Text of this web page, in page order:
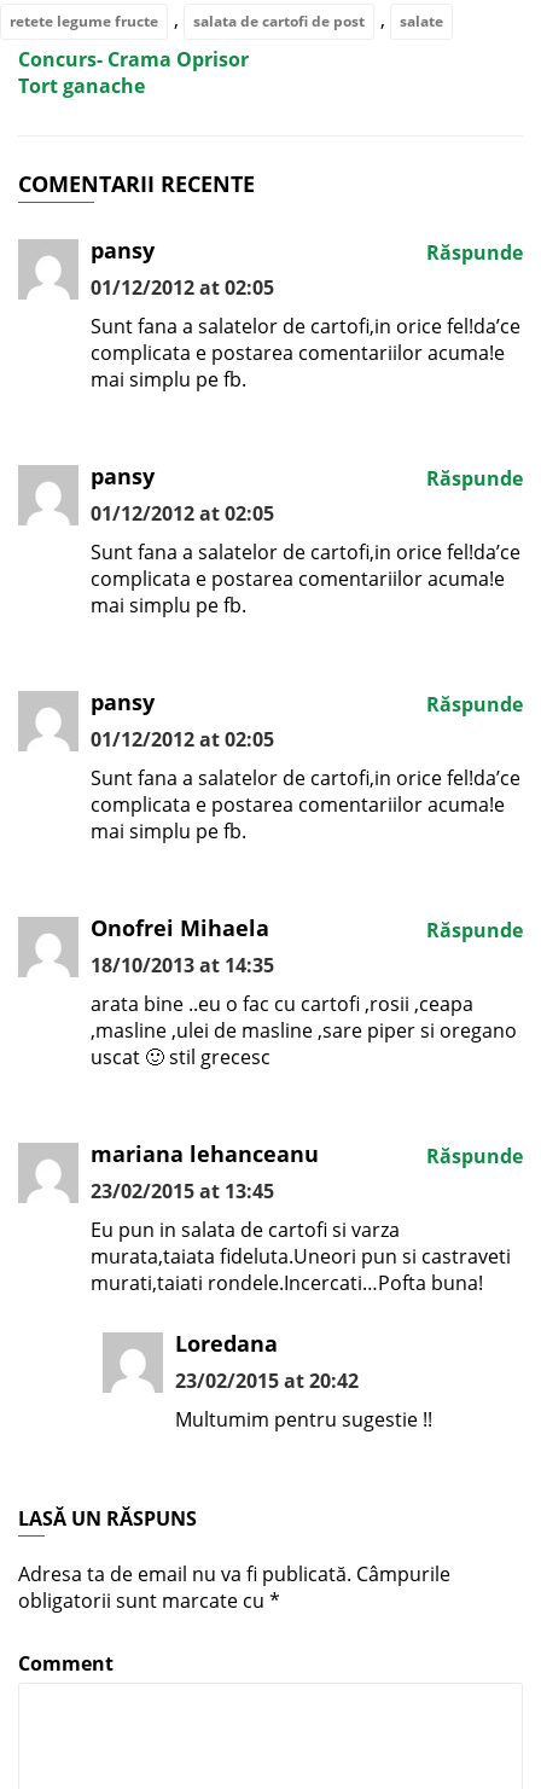
retete legume fructe , salata de cartofi de post , salate
Concurs- Crama Oprisor
Tort ganache
COMENTARII RECENTE
pansy
01/12/2012 at 02:05
Sunt fana a salatelor de cartofi,in orice fel!da’ce
complicata e postarea comentariilor acuma!e
mai simplu pe fb.
Răspunde
pansy
01/12/2012 at 02:05
Sunt fana a salatelor de cartofi,in orice fel!da’ce
complicata e postarea comentariilor acuma!e
mai simplu pe fb.
Răspunde
pansy
01/12/2012 at 02:05
Sunt fana a salatelor de cartofi,in orice fel!da’ce
complicata e postarea comentariilor acuma!e
mai simplu pe fb.
Răspunde
Onofrei Mihaela
18/10/2013 at 14:35
arata bine ..eu o fac cu cartofi ,rosii ,ceapa
,masline ,ulei de masline ,sare piper si oregano
uscat 🙂 stil grecesc
Răspunde
mariana lehanceanu
23/02/2015 at 13:45
Eu pun in salata de cartofi si varza
murata,taiata fideluta.Uneori pun si castraveti
murati,taiati rondele.Incercati…Pofta buna!
Răspunde
Loredana
23/02/2015 at 20:42
Multumim pentru sugestie !!
LASĂ UN RĂSPUNS
Adresa ta de email nu va fi publicată. Câmpurile
obligatorii sunt marcate cu *
Comment